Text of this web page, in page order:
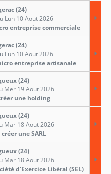
(24)
Lun 10 Aout 2026
entreprise commerciale
(24)
Lun 10 Aout 2026
entreprise artisanale
(24)
Mer 19 Aout 2026
une holding
(24)
Mar 18 Aout 2026
une SARL
(24)
Mar 18 Aout 2026
d'Exercice Libéral (SEL)